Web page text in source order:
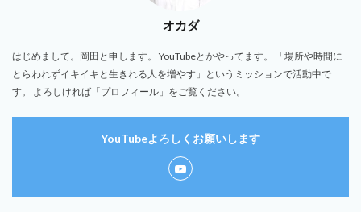
オカダ
はじめまして。岡田と申します。 YouTubeとかやってます。 「場所や時間に
とらわれずイキイキと生きれる人を増やす」というミッションで活動中で
す。 よろしければ「プロフィール」をご覧ください。
YouTubeよろしくお願いします